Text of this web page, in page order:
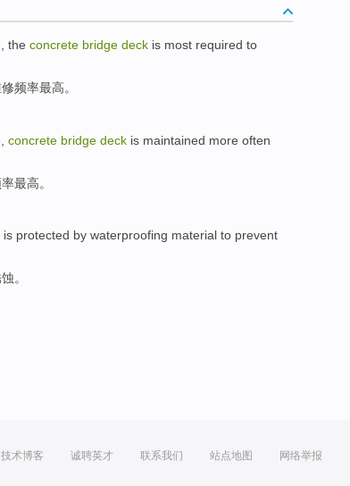
, the concrete bridge deck is most required to
频率最高。
concrete bridge deck is maintained more often
最高。
is protected by waterproofing material to prevent
。
技术博客 诚聘英才 联系我们 站点地图 网络举报